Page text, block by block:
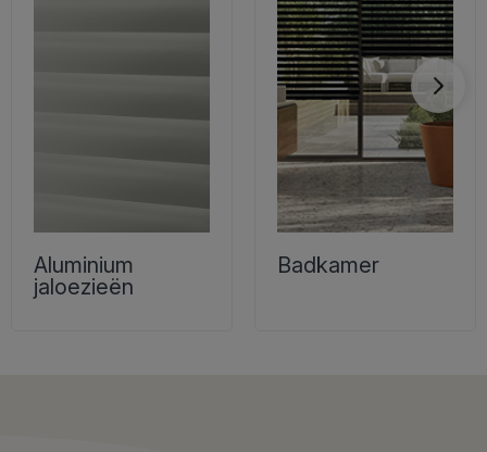
Aluminium
jaloezieën
Badkamer